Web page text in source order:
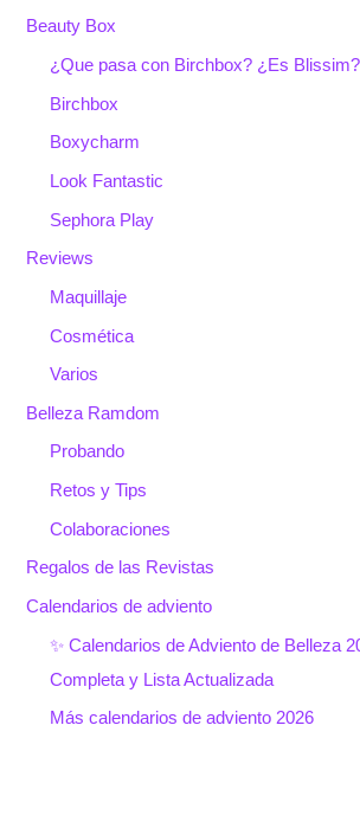
Beauty Box
¿Que pasa con Birchbox? ¿Es Blissim?
Birchbox
Boxycharm
Look Fantastic
Sephora Play
Reviews
Maquillaje
Cosmética
Varios
Belleza Ramdom
Probando
Retos y Tips
Colaboraciones
Regalos de las Revistas
Calendarios de adviento
✨ Calendarios de Adviento de Belleza
Completa y Lista Actualizada
Más calendarios de adviento 2026